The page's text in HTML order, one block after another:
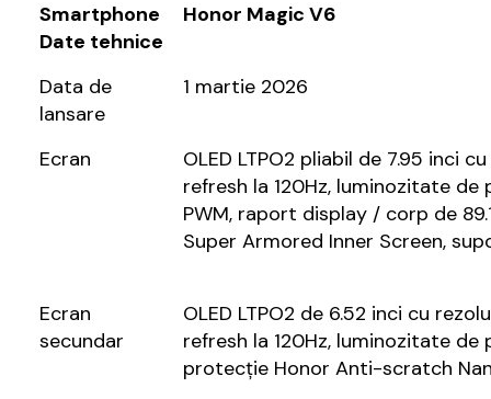
Smartphone
Date tehnice
Honor Magic V6
Data de
lansare
1 martie 2026
Ecran
OLED LTPO2 pliabil de 7.95 inci
refresh la 120Hz, luminozitate
PWM, raport display / corp de
Super Armored Inner Screen,
Ecran
secundar
OLED LTPO2 de 6.52 inci cu
refresh la 120Hz, luminozitate
protecție Honor Anti-scratch